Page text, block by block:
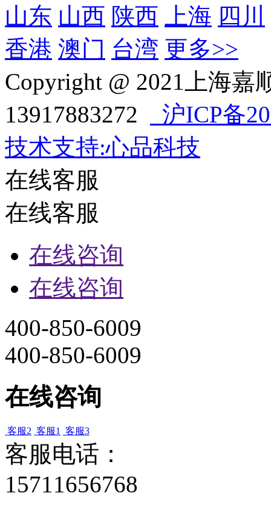
山东 山西 陕西 上海 四川
香港 澳门 台湾 更多>>
Copyright @ 2021上海
13917883272
沪ICP备
技术支持:心品科技
在线客服
在线客服
在线咨询
在线咨询
400-850-6009
400-850-6009
在线咨询
客服2 客服1 客服3
客服电话：
15711656768